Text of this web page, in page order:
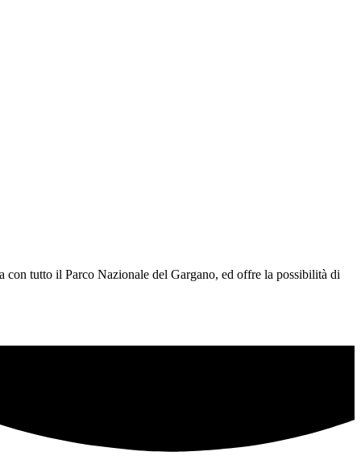
con tutto il Parco Nazionale del Gargano, ed offre la possibilità di